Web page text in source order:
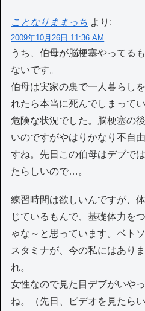
ことなりままっち より:
2009年10月26日 11:36 AM
うち、伯母が脳梗塞やってる
ないです。
伯母は実家の裏で一人暮らし
れたら本当に死んでしまって
危険な状況でした。脳梗塞の
いのですがやはりかなり不自
すね。先日この伯母はデブで
たらしいので…。
練習時間は欲しいんですが、
じているもんで、基礎体力を
ゃな～と思っています。ベト
スタミナが、今の私にはあり
れ。
女性なので見た目デブがいや
ね。（先日、ビデオを見たら